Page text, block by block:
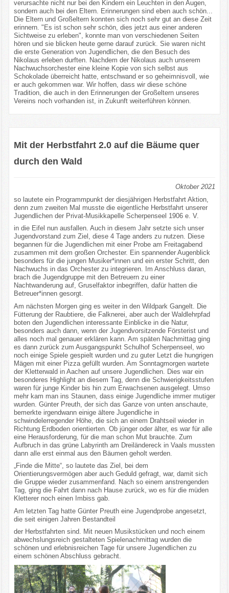
verursachte nicht nur bei den Kindern ein Leuchten in den Augen,
sondern auch bei den Eltern. Erinnerungen sind eben auch schön...
Die Eltern und Großeltern konnten sich noch sehr gut an diese Zeit
erinnern. "Es ist schon sehr schön, dies jetzt aus einer anderen
Sichtweise zu erleben", konnte man von verschiedenen Seiten
hören und sie blicken heute gerne darauf zurück. Sie waren nicht
die erste Generation von Jugendlichen, die den Besuch des
Nikolaus erleben durften. Nachdem der Nikolaus auch unserem
Nachwuchsorchester eine kleine Kopie von sich selbst aus
Schokolade überreicht hatte, entschwand er so geheimnisvoll, wie
er auch gekommen war. Wir hoffen, dass wir diese schöne
Tradition, die auch in den Erinnerungen der Großeltern unseres
Vereins noch vorhanden ist, in Zukunft weiterführen können.
Mit der Herbstfahrt 2.0 auf die Bäume quer
durch den Wald
Oktober 2021
so lautete ein Programmpunkt der diesjährigen Herbstfahrt Aktion,
denn zum zweiten Mal musste die eigentliche Herbstfahrt unserer
Jugendlichen der Privat-Musikkapelle Scherpenseel 1906 e. V.
in die Eifel nun ausfallen. Auch in diesem Jahr setzte sich unser
Jugendvorstand zum Ziel, diese 4 Tage anders zu nutzen. Diese
begannen für die Jugendlichen mit einer Probe am Freitagabend
zusammen mit dem großen Orchester. Ein spannender Augenblick
besonders für die jungen Musiker*innen und ein erster Schritt, den
Nachwuchs in das Orchester zu integrieren. Im Anschluss daran,
brach die Jugendgruppe mit den Betreuern zu einer
Nachtwanderung auf, Gruselfaktor inbegriffen, dafür hatten die
Betreuer*innen gesorgt.
Am nächsten Morgen ging es weiter in den Wildpark Gangelt. Die
Fütterung der Raubtiere, die Falknerei, aber auch der Waldlehrpfad
boten den Jugendlichen interessante Einblicke in die Natur,
besonders auch dann, wenn der Jugendvorsitzende Försterist und
alles noch mal genauer erklären kann. Am späten Nachmittag ging
es dann zurück zum Ausgangspunkt Schulhof Scherpenseel, wo
noch einige Spiele gespielt wurden und zu guter Letzt die hungrigen
Mägen mit einer Pizza gefüllt wurden. Am Sonntagmorgen wartete
der Kletterwald in Aachen auf unsere Jugendlichen. Dies war ein
besonderes Highlight an diesem Tag, denn die Schwierigkeitsstufen
waren für junge Kinder bis hin zum Erwachsenen ausgelegt. Umso
mehr kam man ins Staunen, dass einige Jugendliche immer mutiger
wurden. Günter Preuth, der sich das Ganze von unten anschaute,
bemerkte irgendwann einige ältere Jugendliche in
schwindelerregender Höhe, die sich an einem Drahtseil wieder in
Richtung Erdboden orientierten. Ob jünger oder älter, es war für alle
eine Herausforderung, für die man schon Mut brauchte. Zum
Aufbruch in das grüne Labyrinth am Dreiländereck in Vaals mussten
dann alle erst einmal aus den Bäumen geholt werden.
„Finde die Mitte“, so lautete das Ziel, bei dem
Orientierungsvermögen aber auch Geduld gefragt, war, damit sich
die Gruppe wieder zusammenfand. Nach so einem anstrengenden
Tag, ging die Fahrt dann nach Hause zurück, wo es für die müden
Kletterer noch einen Imbiss gab.
Am letzten Tag hatte Günter Preuth eine Jugendprobe angesetzt,
die seit einigen Jahren Bestandteil
der Herbstfahrten sind. Mit neuen Musikstücken und noch einem
abwechslungsreich gestalteten Spielenachmittag wurden die
schönen und erlebnisreichen Tage für unsere Jugendlichen zu
einem schönen Abschluss gebracht.